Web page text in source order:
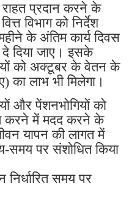
राहत प्रदान करने के
विभाग को निर्देश
के अंतिम कार्य दिवस
दे दिया जाए। इसके
को अक्टूबर के वेतन के
का लाभ भी मिलेगा।
और पेंशनभोगियों को
करने में मदद करने के
यापन की लागत में
पर संशोधित किया
निर्धारित समय पर